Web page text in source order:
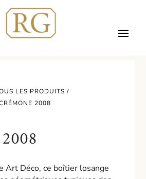
LES PRODUITS /
2008
Art Déco, ce boîtier losange